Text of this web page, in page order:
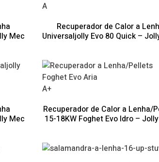
Mec
A
Recuperador de Calor a
Universaljolly Evo 80 Quick –
Mec
A+
Recuperador de Calor a Lenha/
15-18KW Foghet Evo Idro –